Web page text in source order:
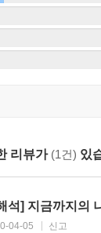
의 집착ㅣ일산
되는 행동
하라, 또 의심
리뷰가 (1건) 있
석] 지금까지의
04-05 신고